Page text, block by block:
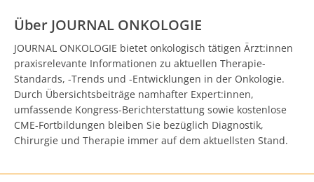
Über JOURNAL ONKOLOGIE
JOURNAL ONKOLOGIE bietet onkologisch tätigen Ärzt:innen
praxisrelevante Informationen zu aktuellen Therapie-
Standards, -Trends und -Entwicklungen in der Onkologie.
Durch Übersichtsbeiträge namhafter Expert:innen,
umfassende Kongress-Berichterstattung sowie kostenlose
CME-Fortbildungen bleiben Sie bezüglich Diagnostik,
Chirurgie und Therapie immer auf dem aktuellsten Stand.